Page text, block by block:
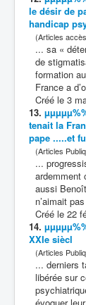
le désir de
handicap
(Articles
... sa «
de
formation
France a
Créé le 3
13.
tenait la
pape .....et
(Articles
...
ardemment
aussi
n’aimait
Créé le 22
14.
XXIe siècl
(Articles
... derniers
libérée sur